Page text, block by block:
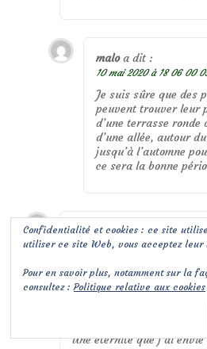
malo a dit :
10 mai 2020 à 18 06 00
Je suis sûre que des
peuvent trouver leur
d’une terrasse ronde
d’une allée, autour
jusqu’à l’automne
ce sera la bonne
PHILIPPE a dit :
9 mai 2020 à 21 09 37 05375
Je me demande parfois
autant de plantes dans
Des arbres, j’en voudrais
Une éternité que j’ai
Confidentialité et cookies : ce site
utiliser ce site Web, vous acceptez leur
Pour en savoir plus, notamment sur la
consultez :Politique relative aux cookies